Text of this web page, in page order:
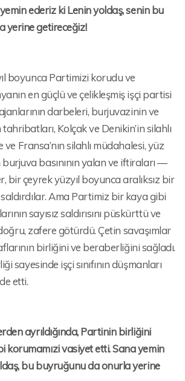
ederiz ki Lenin yoldaş, senin bu
yerine getireceğiz!
boyunca Partimizi korudu ve
en güçlü ve çelikleşmiş işçi partisi
ajanlarının darbeleri, burjuvazinin ve
Kolçak ve Denikin’in silahlı
ve Fransa’nın silahlı müdahalesi, yüz
basınının yalan ve iftiraları —
bir çeyrek yüzyıl boyunca aralıksız bir
Ama Partimiz bir kaya gibi
sayısız saldırısını püskürttü ve
doğru, zafere götürdü. Çetin savaşımlar
birliğini ve beraberliğini sağladı.
sayesinde işçi sınıfının düşmanları
etti.
ayrıldığında, Partinin birliğini
korumamızi vasiyet etti. Sana yemin
bu buyruğunu da onurla yerine